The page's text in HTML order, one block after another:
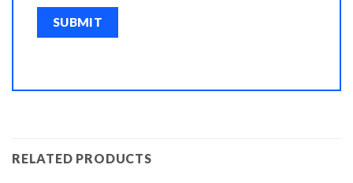
RELATED PRODUCTS